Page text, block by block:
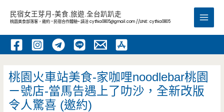
內
民宿女王芽月-美食.旅遊.全台趴趴走
桃園美食部落客，邀約 -民宿合作體驗~ 請洽cythia0805@gmail.com //LINE: cythia0805
Main
桃園火車站美食-家咖哩noodlebar桃園
ㄧ號店-當馬告遇上了叻沙，全新改版
令人驚喜 (邀約)